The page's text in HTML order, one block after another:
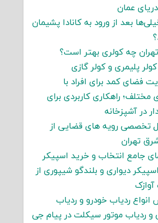
عمان
بعد از ورود به کانادا پشیمان
تهران چه کولری بهتر است؟
پلیمری و کولر گازی
فضای کمد برای افراد با
راهکاری کاربردی برای
در آشپزخانه
تخصصی رویه های قضایی از
تهران
جامع انتخاب و خرید اسپیکر
دیواری و بلندگو شیپوری از
ردیاب خودرو و ردیاب
و ردیاب موتور سیکلت در پیام جی